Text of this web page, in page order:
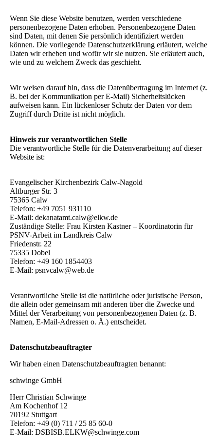
Wenn Sie diese Website benutzen, werden verschiedene
personenbezogene Daten erhoben. Personenbezogene Daten
sind Daten, mit denen Sie persönlich identifiziert werden
können. Die vorliegende Datenschutzerklärung erläutert, welche
Daten wir erheben und wofür wir sie nutzen. Sie erläutert auch,
wie und zu welchem Zweck das geschieht.
Wir weisen darauf hin, dass die Datenübertragung im Internet (z.
B. bei der Kommunikation per E-Mail) Sicherheitslücken
aufweisen kann. Ein lückenloser Schutz der Daten vor dem
Zugriff durch Dritte ist nicht möglich.
Hinweis zur verantwortlichen Stelle
Die verantwortliche Stelle für die Datenverarbeitung auf dieser
Website ist:
Evangelischer Kirchenbezirk Calw-Nagold
Altburger Str. 3
75365 Calw
Telefon: +49 7051 931110
E-Mail: dekanatamt.calw@elkw.de
Zuständige Stelle: Frau Kirsten Kastner – Koordinatorin für
PSNV-Arbeit im Landkreis Calw
Friedenstr. 22
75335 Dobel
Telefon: +49 160 1854403
E-Mail: psnvcalw@web.de
Verantwortliche Stelle ist die natürliche oder juristische Person,
die allein oder gemeinsam mit anderen über die Zwecke und
Mittel der Verarbeitung von personenbezogenen Daten (z. B.
Namen, E-Mail-Adressen o. Ä.) entscheidet.
Datenschutzbeauftragter
Wir haben einen Datenschutzbeauftragten benannt:
schwinge GmbH
Herr Christian Schwinge
Am Kochenhof 12
70192 Stuttgart
Telefon: +49 (0) 711 / 25 85 60-0
E-Mail: DSBISB.ELKW@schwinge.com